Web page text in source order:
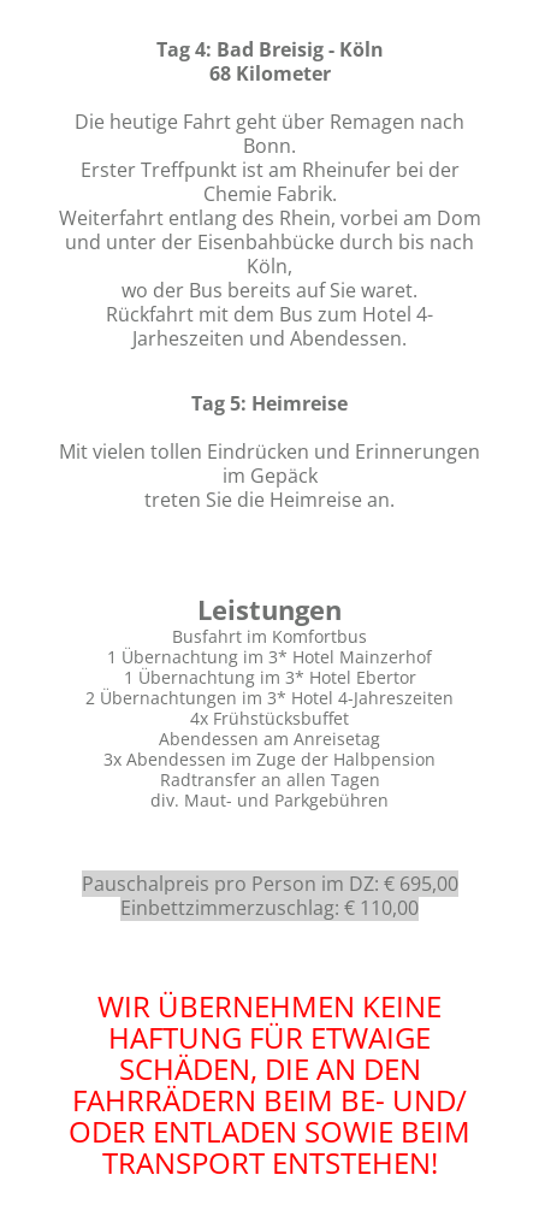
Tag 4: Bad Breisig - Köln
68 Kilometer
Die heutige Fahrt geht über Remagen nach
Bonn.
Erster Treffpunkt ist am Rheinufer bei der
Chemie Fabrik.
Weiterfahrt entlang des Rhein, vorbei am Dom
und unter der Eisenbahbücke durch bis nach
Köln,
wo der Bus bereits auf Sie waret.
Rückfahrt mit dem Bus zum Hotel 4-
Jarheszeiten und Abendessen.
Tag 5: Heimreise
Mit vielen tollen Eindrücken und Erinnerungen
im Gepäck
treten Sie die Heimreise an.
Leistungen
Busfahrt im Komfortbus
1 Übernachtung im 3* Hotel Mainzerhof
1 Übernachtung im 3* Hotel Ebertor
2 Übernachtungen im 3* Hotel 4-Jahreszeiten
4x Frühstücksbuffet
Abendessen am Anreisetag
3x Abendessen im Zuge der Halbpension
Radtransfer an allen Tagen
div. Maut- und Parkgebühren
Pauschalpreis pro Person im DZ: € 695,00
Einbettzimmerzuschlag: € 110,00
WIR ÜBERNEHMEN KEINE
HAFTUNG FÜR ETWAIGE
SCHÄDEN, DIE AN DEN
FAHRRÄDERN BEIM BE- UND/
ODER ENTLADEN SOWIE BEIM
TRANSPORT ENTSTEHEN!